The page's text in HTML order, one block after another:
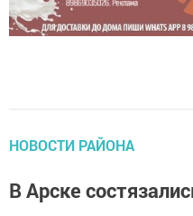
НОВОСТИ РАЙОНА
В Арске